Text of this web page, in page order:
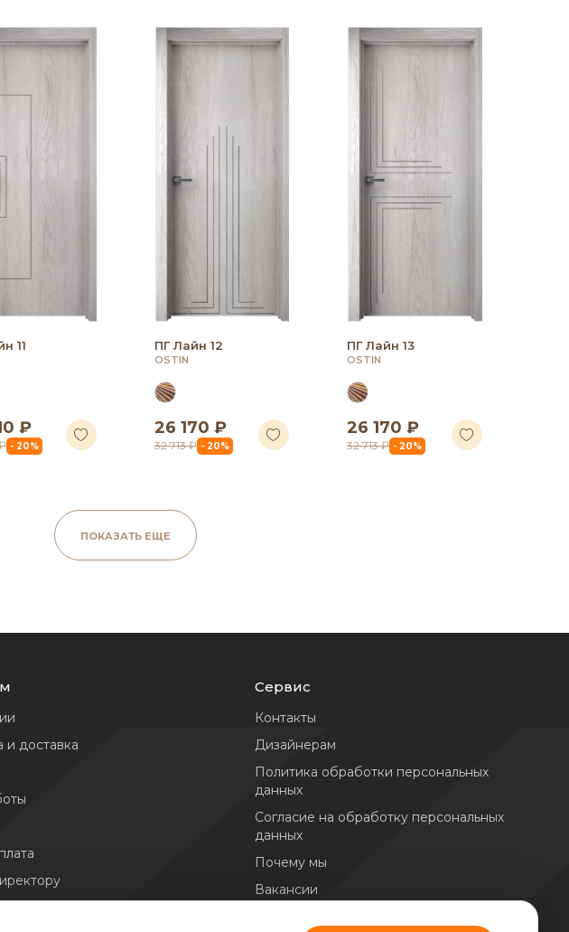
11
₽
- 20%
ПГ Лайн 12
OSTIN
26 170 ₽
32 713 ₽ - 20%
ПГ Лайн 13
OSTIN
26 170 ₽
32 713 ₽ - 20%
ПОКАЗАТЬ ЕЩЕ
и доставка
Сервис
Контакты
Дизайнерам
Политика обработки персональных
данных
Согласие на обработку персональных
данных
Почему мы
Вакансии